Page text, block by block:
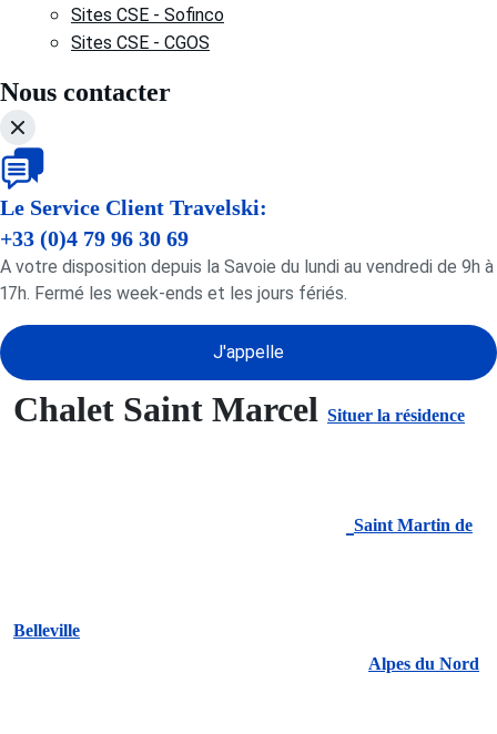
Sites CSE - Sofinco
Sites CSE - CGOS
Nous contacter
Le Service Client Travelski:
+33 (0)4 79 96 30 69
A votre disposition depuis la Savoie du lundi au vendredi de 9h à
17h. Fermé les week-ends et les jours fériés.
J'appelle
Chalet Saint Marcel Situer la résidence
Saint Martin de
Belleville
Alpes du Nord